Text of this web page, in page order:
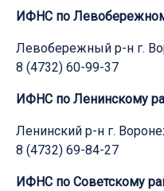
ИФНС по
Левобережный р-н г.
8 (4732) 60-99-37
ИФНС по Ленинскому
Ленинский р-н г.
8 (4732) 69-84-27
ИФНС по Советскому